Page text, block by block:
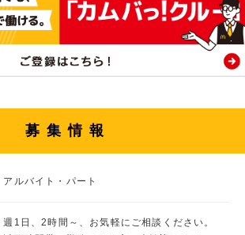
募集情報
アルバイト・パート
週1日、2時間～、お気軽にご相談ください。